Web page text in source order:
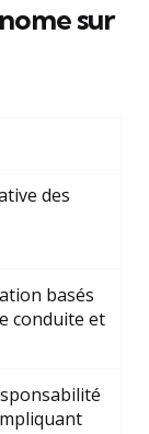
sur
des
basés
conduite et